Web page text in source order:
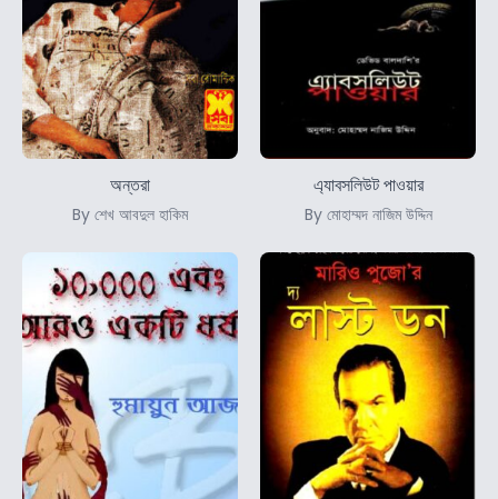
অন্তরা
By শেখ আবদুল হাকিম
এ্যাবসলিউট পাওয়ার
By মোহাম্মদ নাজিম উদ্দিন